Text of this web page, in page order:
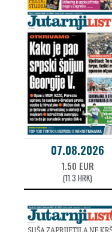
07.08.2026
1.50 EUR
(11.3 HRK)